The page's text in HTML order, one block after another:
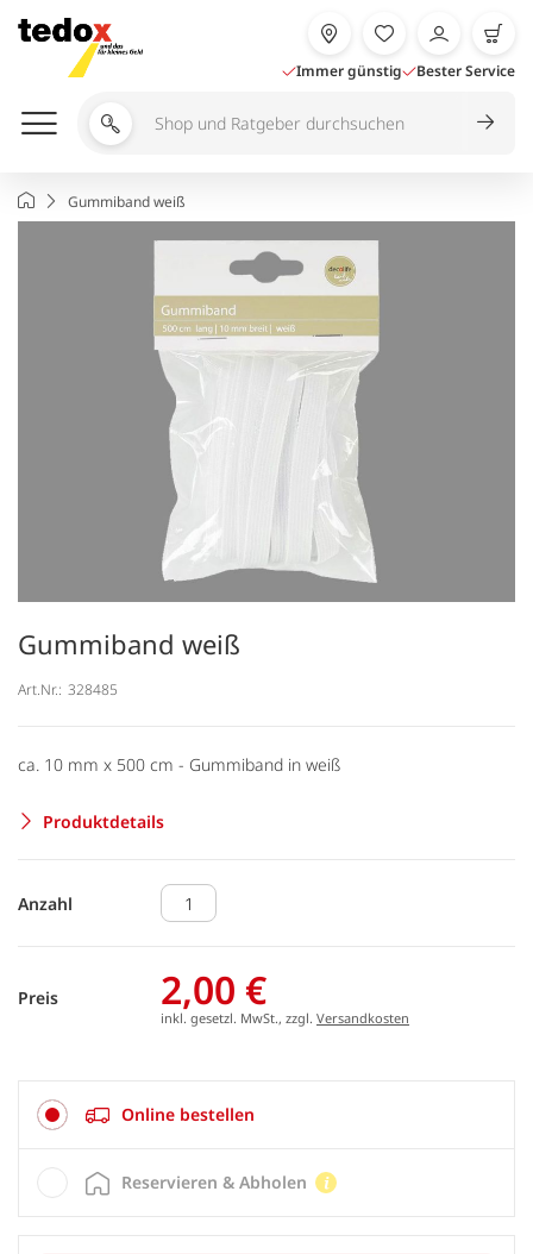
Inhalt
springen
Immer günstig Bester Service
Shop
durchsuchen
StartseiteGummiband weiß
Gummiband weiß
Art.Nr.: 328485
ca. 10 mm x 500 cm - Gummiband in weiß
Produktdetails
Anzahl
Preis 2,00 €
inkl. gesetzl. MwSt., zzgl. Versandkosten
Online bestellen
Reservieren & Abholen